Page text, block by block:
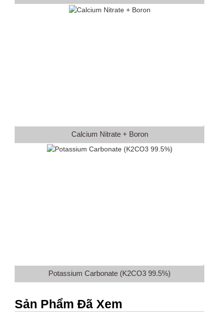
Calcium Nitrate + Boron
Potassium Carbonate (K2CO3 99.5%)
Sản Phẩm Đã Xem